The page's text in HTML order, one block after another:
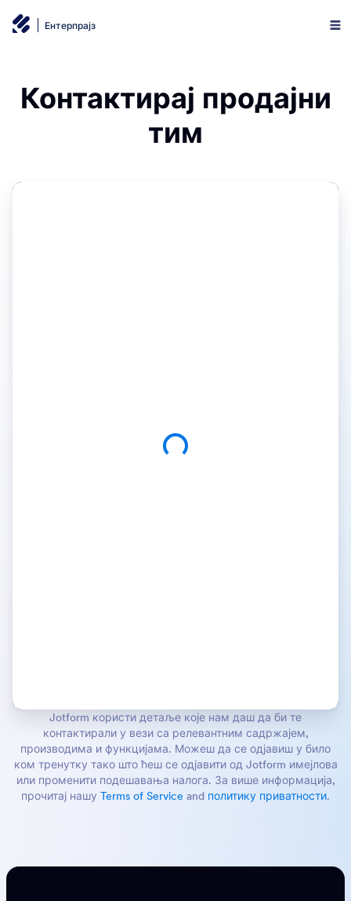
Ентерпрајз
Контактирај продајни
тим
Jotform користи детаље које нам даш да би те
контактирали у вези са релевантним садржајем,
производима и функцијама. Можеш да се одјавиш у било
ком тренутку тако што ћеш се одјавити од Jotform имејлова
или променити подешавања налога. За више информација,
прочитај нашу Terms of Service and политику приватности.